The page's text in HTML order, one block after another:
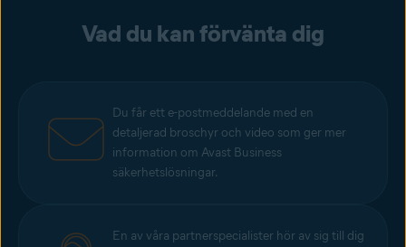
Vad du kan förvänta dig
Du får ett e-postmeddelande med en
detaljerad broschyr och video som ger mer
information om Avast Business
säkerhetslösningar.
En av våra partnerspecialister hör av sig till dig